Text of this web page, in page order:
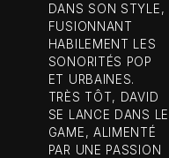
DANS SON STYLE,
FUSIONNANT
HABILEMENT LES
SONORITÉS POP
ET URBAINES.
TRÈS TÔT, DAVID
SE LANCE DANS LE
GAME, ALIMENTÉ
PAR UNE PASSION